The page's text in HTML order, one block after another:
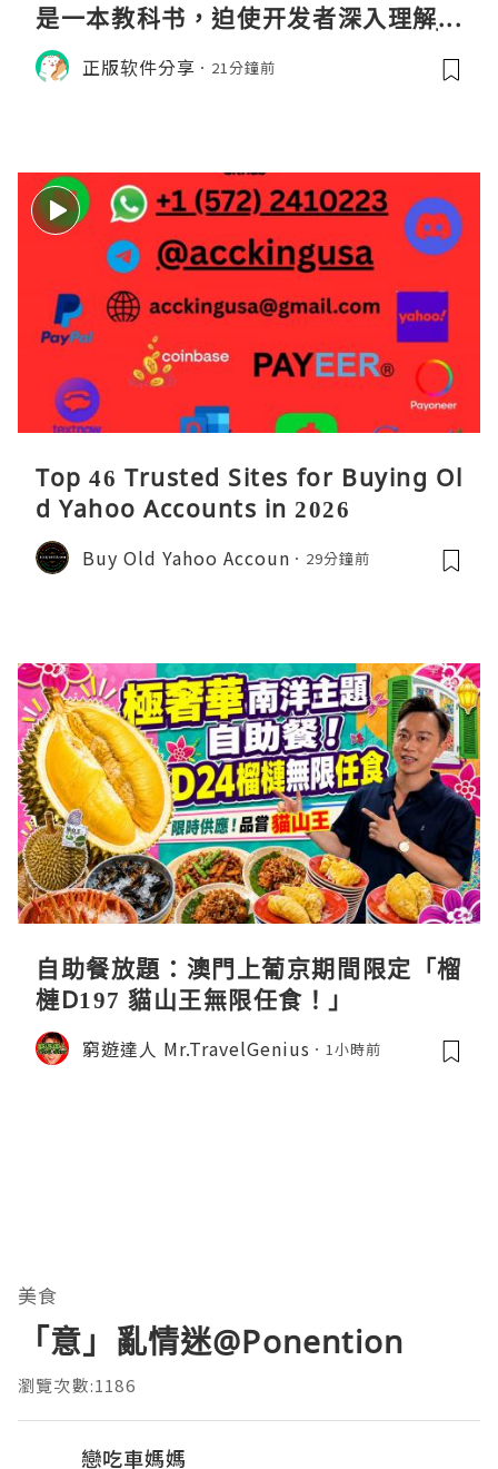
是一本教科书，迫使开发者深入理解JV
M的内存模型、垃圾回收机制和并发原
理。通过直观的可视化数据，它将抽象
正版软件分享 21分鐘前
Top 46 Trusted Sites for Buying Ol
d Yahoo Accounts in 2026
Buy Old Yahoo Accoun 29分鐘前
自助餐放題：澳門上葡京期間限定「榴
槤D197 貓山王無限任食！」
窮遊達人 Mr.TravelGenius 1小時前
美食
「意」亂情迷@Ponention
瀏覽次數:1186
戀吃車媽媽